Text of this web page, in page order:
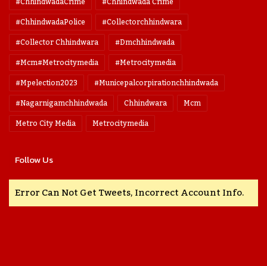
#ChhindwadaPolice
#collectorchhindwara
#collector Chhindwara
#dmchhindwada
#mcm#metrocitymedia
#metrocitymedia
#mpelection2023
#municepalcorpirationchhindwada
#nagarnigamchhindwada
Chhindwara
Mcm
Metro City Media
Metrocitymedia
Follow Us
Error Can Not Get Tweets, Incorrect Account Info.